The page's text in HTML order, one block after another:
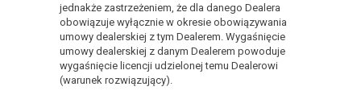
jednakże zastrzeżeniem, że dla danego Dealera
obowiązuje wyłącznie w okresie obowiązywania
umowy dealerskiej z tym Dealerem. Wygaśnięcie
umowy dealerskiej z danym Dealerem powoduje
wygaśnięcie licencji udzielonej temu Dealerowi
(warunek rozwiązujący).